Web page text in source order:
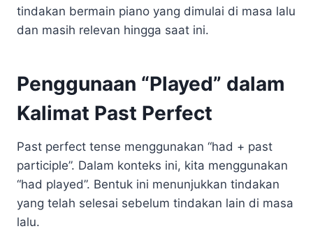
tindakan bermain piano yang dimulai di masa lalu
dan masih relevan hingga saat ini.
Penggunaan “Played” dalam
Kalimat Past Perfect
Past perfect tense menggunakan “had + past
participle”. Dalam konteks ini, kita menggunakan
“had played”. Bentuk ini menunjukkan tindakan
yang telah selesai sebelum tindakan lain di masa
lalu.